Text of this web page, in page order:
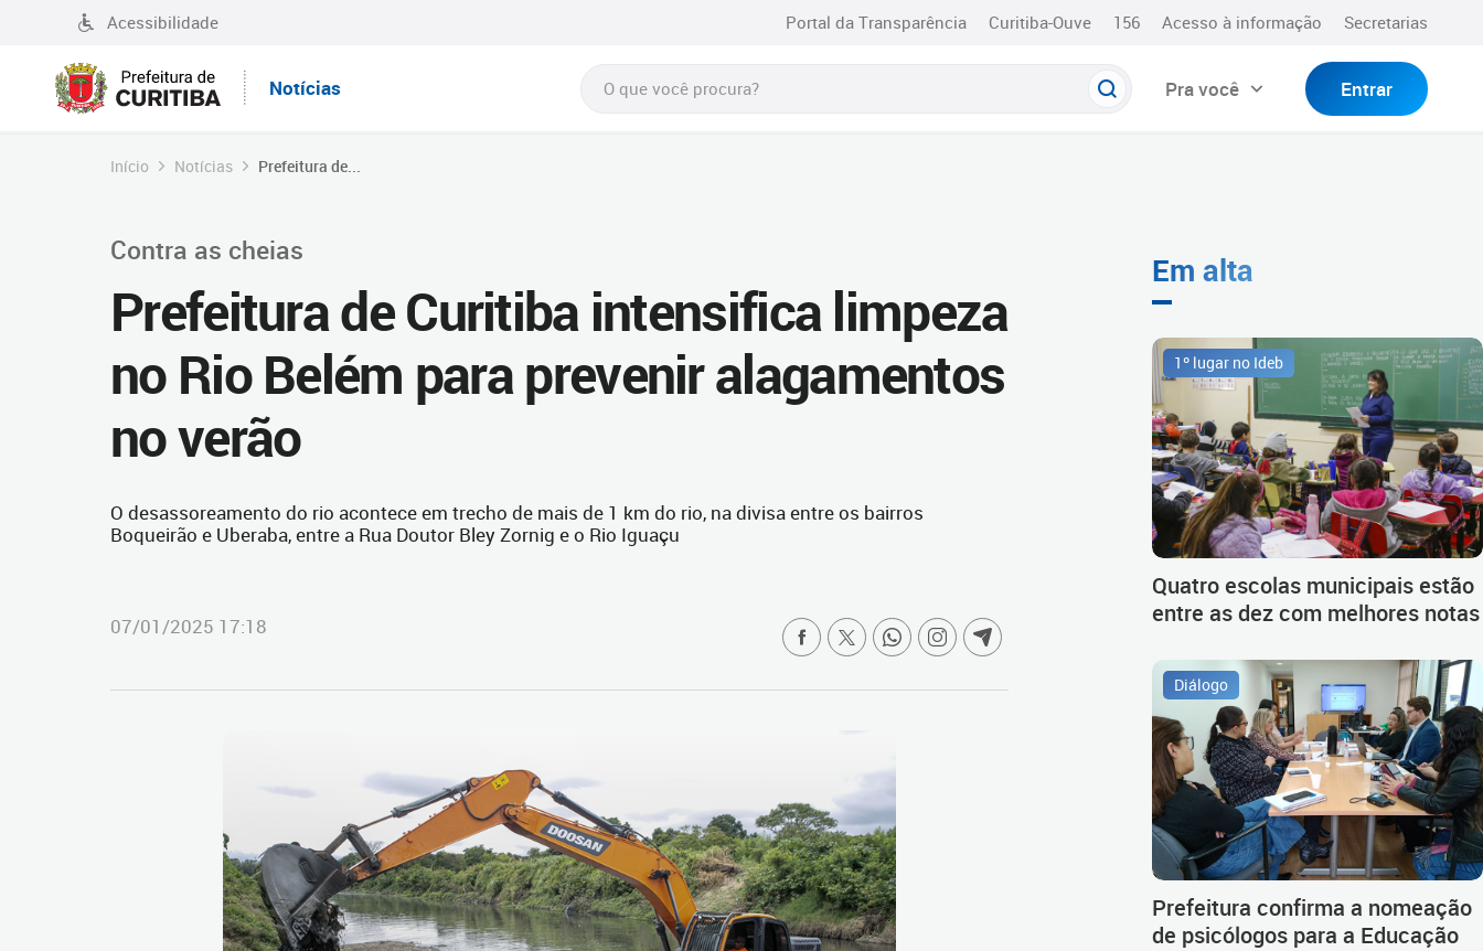
Acessibilidade Portal da Transparência Curitiba-Ouve 156 Acesso à informação Secretarias
Notícias Pra você Entrar
Início Notícias Prefeitura de...
Contra as cheias
Prefeitura de Curitiba intensifica limpeza
no Rio Belém para prevenir alagamentos
no verão
O desassoreamento do rio acontece em trecho de mais de 1 km do rio, na divisa entre os bairros
Boqueirão e Uberaba, entre a Rua Doutor Bley Zornig e o Rio Iguaçu
07/01/2025 17:18
Em alta
1º lugar no Ideb
Quatro escolas municipais estão
entre as dez com melhores notas
Diálogo
Prefeitura confirma a nomeação
de psicólogos para a Educação